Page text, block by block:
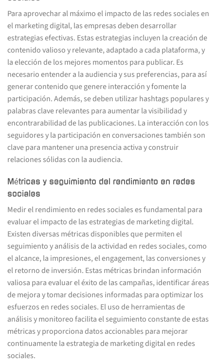
Para aprovechar al máximo el impacto de las redes sociales en
el marketing digital, las empresas deben desarrollar
estrategias efectivas. Estas estrategias incluyen la creación de
contenido valioso y relevante, adaptado a cada plataforma, y
la elección de los mejores momentos para publicar. Es
necesario entender a la audiencia y sus preferencias, para así
generar contenido que genere interacción y fomente la
participación. Además, se deben utilizar hashtags populares y
palabras clave relevantes para aumentar la visibilidad y
encontrarabilidad de las publicaciones. La interacción con los
seguidores y la participación en conversaciones también son
clave para mantener una presencia activa y construir
relaciones sólidas con la audiencia.
Métricas y seguimiento del rendimiento en redes
sociales
Medir el rendimiento en redes sociales es fundamental para
evaluar el impacto de las estrategias de marketing digital.
Existen diversas métricas disponibles que permiten el
seguimiento y análisis de la actividad en redes sociales, como
el alcance, la impresiones, el engagement, las conversiones y
el retorno de inversión. Estas métricas brindan información
valiosa para evaluar el éxito de las campañas, identificar áreas
de mejora y tomar decisiones informadas para optimizar los
esfuerzos en redes sociales. El uso de herramientas de
análisis y monitoreo facilita el seguimiento constante de estas
métricas y proporciona datos accionables para mejorar
continuamente la estrategia de marketing digital en redes
sociales.